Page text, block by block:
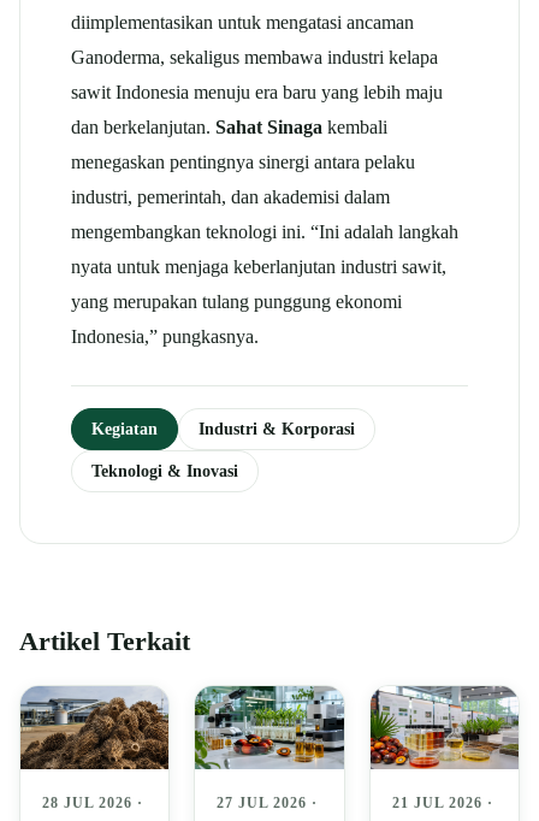
diimplementasikan untuk mengatasi ancaman
Ganoderma, sekaligus membawa industri kelapa
sawit Indonesia menuju era baru yang lebih maju
dan berkelanjutan. Sahat Sinaga kembali
menegaskan pentingnya sinergi antara pelaku
industri, pemerintah, dan akademisi dalam
mengembangkan teknologi ini. “Ini adalah langkah
nyata untuk menjaga keberlanjutan industri sawit,
yang merupakan tulang punggung ekonomi
Indonesia,” pungkasnya.
Kegiatan Industri & Korporasi
Teknologi & Inovasi
Artikel Terkait
28 JUL 2026 ·
27 JUL 2026 ·
21 JUL 2026 ·